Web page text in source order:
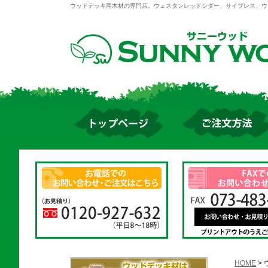
ウッドデッキ用木材の専門店。ウェスタンレッドシダー、サイプレス、
HOME >